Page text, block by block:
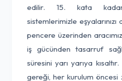
edilir. 15. kata
sistemlerimizle
pencere üzerinden
iş gücünden tasarruf
süresini yarı yarıya
gereği, her kurulum öncesi